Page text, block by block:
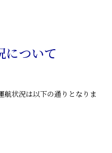
について
航状況は以下の通りとなりま